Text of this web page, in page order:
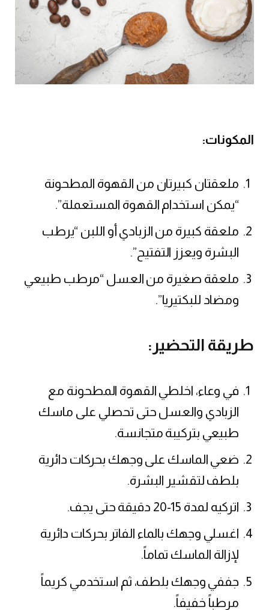
المكونات:
ملعقتان كبيرتان من القهوة المطحونة
“يمكن استخدام القهوة المستعملة”.
ملعقة كبيرة من الزبادي أو اللبن “يرطب
البشرة ويعزز التفتيح”.
ملعقة صغيرة من العسل “مرطب طبيعي
ومضاد للبكتيريا”.
طريقة التحضير:
في وعاء، اخلطي القهوة المطحونة مع
الزبادي والعسل حتى تحصلي على ماسك
طبيعي بتركيبة متجانسة.
ضعي الماسك على وجهك بحركات دائرية
بلطف لتقشير البشرة.
اتركيه لمدة 15-20 دقيقة حتى يجف.
اغسلي وجهك بالماء الفاتر بحركات دائرية
لإزالة الماسك تماماً.
جففي وجهك بلطف، ثم استخدمي كريماً
مرطباً خفيفاً.